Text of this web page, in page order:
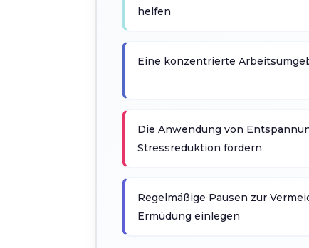
helfen
Eine konzentrierte
Die Anwendung von
Stressreduktion fördern
Regelmäßige Pausen zur
Ermüdung einlegen